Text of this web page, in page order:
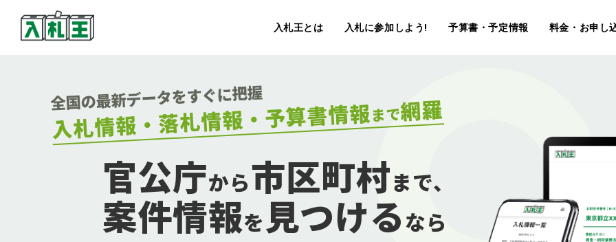
入札王とは 入札に参加しよう! 予算書・予定情報 料金・お申し
全国の最新データをすぐに把握
入札情報・落札情報・予算書情報まで網羅
官公庁から市区町村まで、
案件情報を見つけるなら